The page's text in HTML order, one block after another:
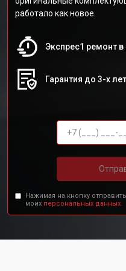
работало как новое.
Экспрес1 ремонт
Гарантия до 3-х лет
Нажимая на кнопку
моих персональных данных.